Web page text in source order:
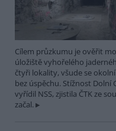
Cílem průzkumu je ověřit
úložiště vyhořelého
čtyři lokality, všude se
bez úspěchu. Stížnost Dolní
vyřídil NSS, zjistila ČTK ze
začal.